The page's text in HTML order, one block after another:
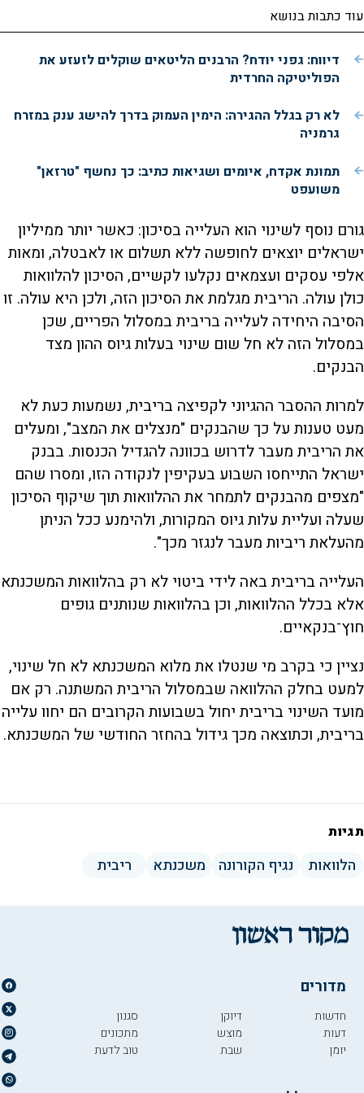
עוד כתבות בנושא
דיווח: גפני יודח? הרבנים הליטאים שוקלים לזעזע את
הפוליטיקה החרדית
לא רק בגלל ההגירה: הימין העמוק בדרך להישג ענק במזרח
גרמניה
תמונת אקדח, איומים ושגיאות כתיב: כך נחשף "טרזאן"
משועפט
גורם נוסף לשינוי הוא העלייה בסיכון: כאשר יותר ממיליון
ישראלים יוצאים לחופשה ללא תשלום או לאבטלה, ומאות
אלפי עסקים ועצמאים נקלעו לקשיים, הסיכון להלוואות
כולן עולה. הריבית מגלמת את הסיכון הזה, ולכן היא עולה. זו
הסיבה היחידה לעלייה בריבית במסלול הפריים, שכן
במסלול הזה לא חל שום שינוי בעלות גיוס ההון מצד
הבנקים.
למרות ההסבר ההגיוני לקפיצה בריבית, נשמעות כעת לא
מעט טענות על כך שהבנקים "מנצלים את המצב", ומעלים
את הריבית מעבר לדרוש בכוונה להגדיל הכנסות. בבנק
ישראל התייחסו השבוע בעקיפין לנקודה הזו, ומסרו שהם
"מצפים מהבנקים לתמחר את ההלוואות תוך שיקוף הסיכון
שעלה ועליית עלות גיוס המקורות, ולהימנע ככל הניתן
מהעלאת ריביות מעבר לנגזר מכך".
העלייה בריבית באה לידי ביטוי לא רק בהלוואות המשכנתא
אלא בכלל ההלוואות, וכן בהלוואות שנותנים גופים
חוץ־בנקאיים.
נציין כי בקרב מי שנטלו את מלוא המשכנתא לא חל שינוי,
למעט בחלק ההלוואה שבמסלול הריבית המשתנה. רק אם
מועד השינוי בריבית יחול בשבועות הקרובים הם יחוו עלייה
בריבית, וכתוצאה מכך גידול בהחזר החודשי של המשכנתא.
תגיות
הלוואות נגיף הקורונה משכנתא ריבית
מדורים
חדשות
דעות
יומן
דיוקן
מוצש
שבת
סגנון
מתכונים
טוב לדעת